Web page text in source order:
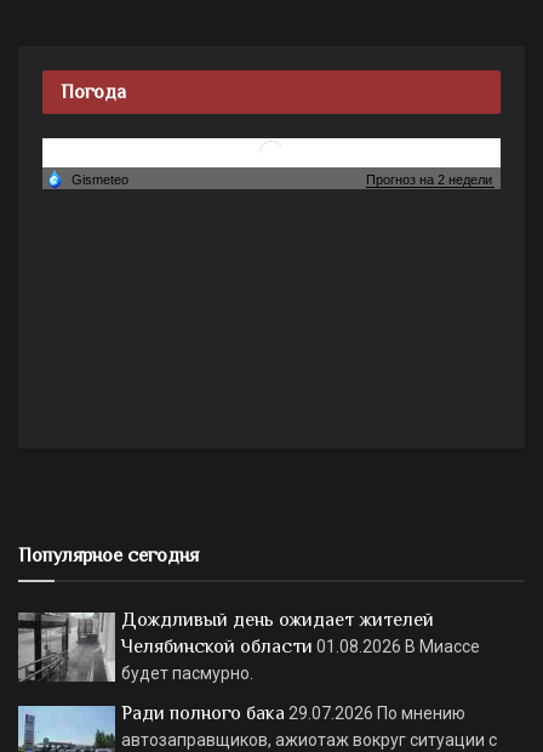
Погода
Популярное сегодня
Дождливый день ожидает жителей
Челябинской области 01.08.2026 В Миассе
будет пасмурно.
Ради полного бака 29.07.2026 По мнению
автозаправщиков, ажиотаж вокруг ситуации с